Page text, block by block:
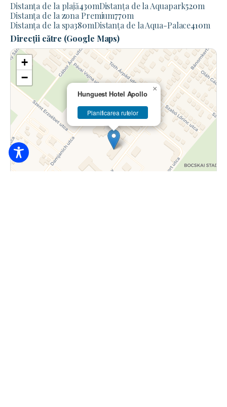
Distanța de la plajă430mDistanța de la Aquapark520m
Distanța de la zona Premium770m
Distanța de la spa380mDistanța de la Aqua-Palace410m
Direcții către (Google Maps)
Hunguest Hotel Apollo
Planificarea rutelor
×
+
−